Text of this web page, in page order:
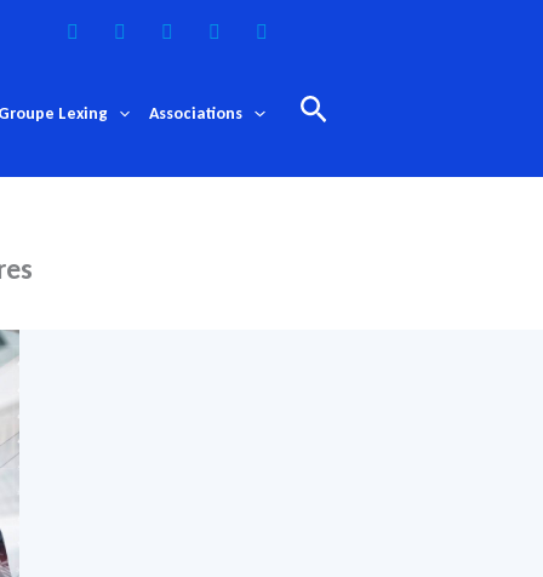
Lexing Associations Rechercher